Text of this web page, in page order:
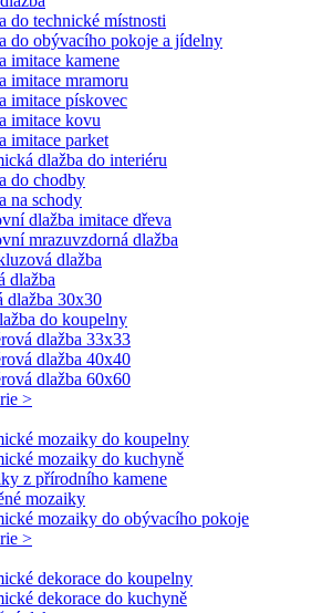
do technické místnosti
do obývacího pokoje a jídelny
imitace kamene
imitace mramoru
imitace pískovec
imitace kovu
imitace parket
dlažba do interiéru
do chodby
na schody
dlažba imitace dřeva
mrazuvzdorná dlažba
dlažba
dlažba
dlažba 30x30
do koupelny
dlažba 33x33
dlažba 40x40
dlažba 60x60
>
mozaiky do koupelny
mozaiky do kuchyně
z přírodního kamene
mozaiky
mozaiky do obývacího pokoje
>
dekorace do koupelny
dekorace do kuchyně